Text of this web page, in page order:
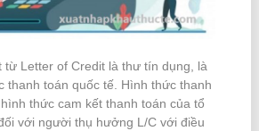
từ Letter of Credit là thư tín dụng, là
thanh toán quốc tế. Hình thức thanh
thức cam kết thanh toán của tổ
với người thụ hưởng L/C với điều